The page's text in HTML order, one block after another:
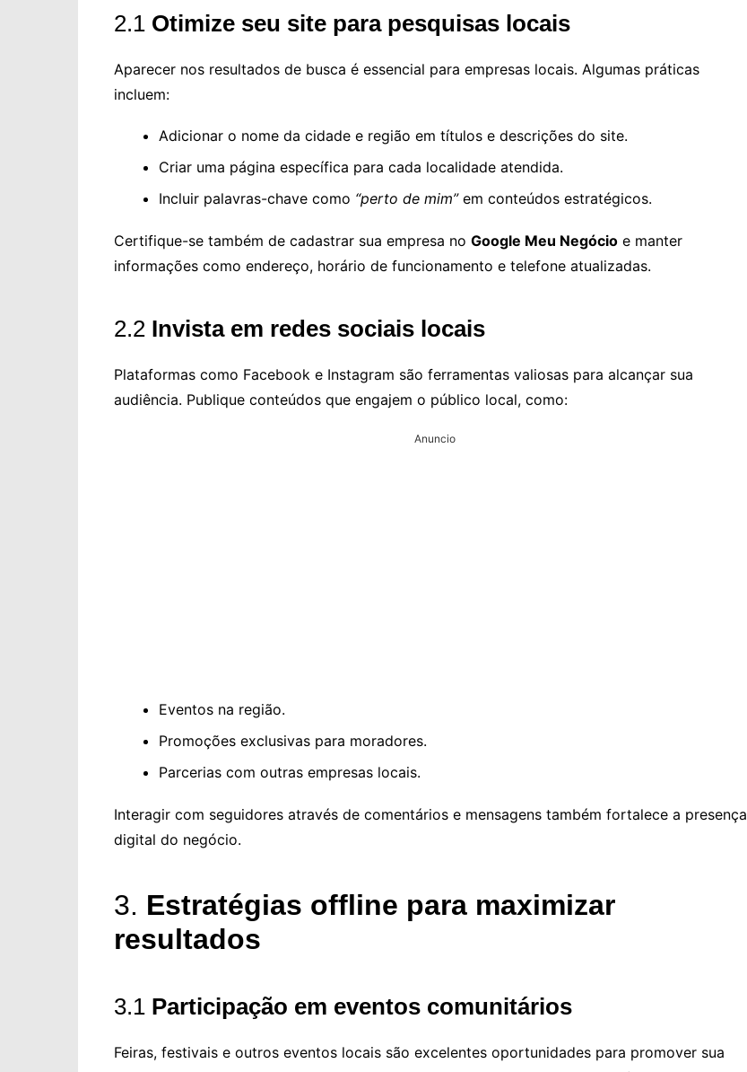
2.1 Otimize seu site para pesquisas locais
Aparecer nos resultados de busca é essencial para empresas locais. Algumas práticas
incluem:
Adicionar o nome da cidade e região em títulos e descrições do site.
Criar uma página específica para cada localidade atendida.
Incluir palavras-chave como “perto de mim”em conteúdos estratégicos.
Certifique-se também de cadastrar sua empresa no Google Meu Negócio e manter
informações como endereço, horário de funcionamento e telefone atualizadas.
2.2 Invista em redes sociais locais
Plataformas como Facebook e Instagram são ferramentas valiosas para alcançar sua
audiência. Publique conteúdos que engajem o público local, como:
Anuncio
Eventos na região.
Promoções exclusivas para moradores.
Parcerias com outras empresas locais.
Interagir com seguidores através de comentários e mensagens também fortalece a presença
digital do negócio.
3. Estratégias offline para maximizar
resultados
3.1 Participação em eventos comunitários
Feiras, festivais e outros eventos locais são excelentes oportunidades para promover sua